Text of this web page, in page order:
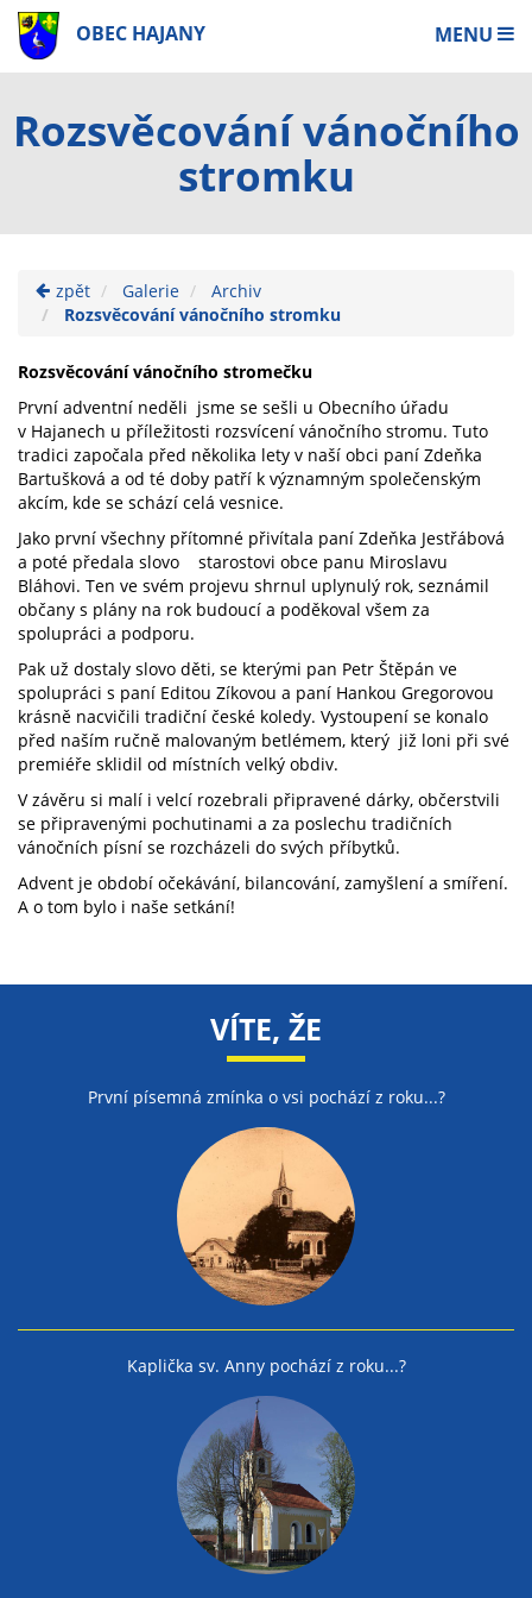
OBEC HAJANY MENU
Rozsvěcování vánočního
stromku
zpět Galerie
Archiv
Rozsvěcování vánočního stromku
Rozsvěcování vánočního stromečku
První adventní neděli jsme se sešli u Obecního úřadu
v Hajanech u příležitosti rozsvícení vánočního stromu. Tuto
tradici započala před několika lety v naší obci paní Zdeňka
Bartušková a od té doby patří k významným společenským
akcím, kde se schází celá vesnice.
Jako první všechny přítomné přivítala paní Zdeňka Jestřábová
a poté předala slovo starostovi obce panu Miroslavu
Bláhovi. Ten ve svém projevu shrnul uplynulý rok, seznámil
občany s plány na rok budoucí a poděkoval všem za
spolupráci a podporu.
Pak už dostaly slovo děti, se kterými pan Petr Štěpán ve
spolupráci s paní Editou Zíkovou a paní Hankou Gregorovou
krásně nacvičili tradiční české koledy. Vystoupení se konalo
před naším ručně malovaným betlémem, který již loni při své
premiéře sklidil od místních velký obdiv.
V závěru si malí i velcí rozebrali připravené dárky, občerstvili
se připravenými pochutinami a za poslechu tradičních
vánočních písní se rozcházeli do svých příbytků.
Advent je období očekávání, bilancování, zamyšlení a smíření.
A o tom bylo i naše setkání!
VÍTE, ŽE
První písemná zmínka o vsi pochází z roku...?
Kaplička sv. Anny pochází z roku...?